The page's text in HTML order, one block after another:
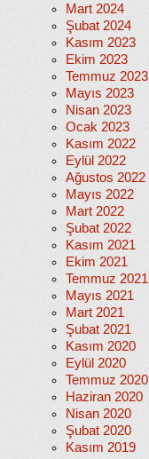
Mart 2024
Şubat 2024
Kasım 2023
Ekim 2023
Temmuz 2023
Mayıs 2023
Nisan 2023
Ocak 2023
Kasım 2022
Eylül 2022
Ağustos 2022
Mayıs 2022
Mart 2022
Şubat 2022
Kasım 2021
Ekim 2021
Temmuz 2021
Mayıs 2021
Mart 2021
Şubat 2021
Kasım 2020
Eylül 2020
Temmuz 2020
Haziran 2020
Nisan 2020
Şubat 2020
Kasım 2019